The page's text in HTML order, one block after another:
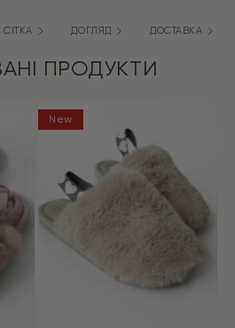
СІТКА ДОГЛЯД ДОСТАВКА
ПРОДУКТИ
New